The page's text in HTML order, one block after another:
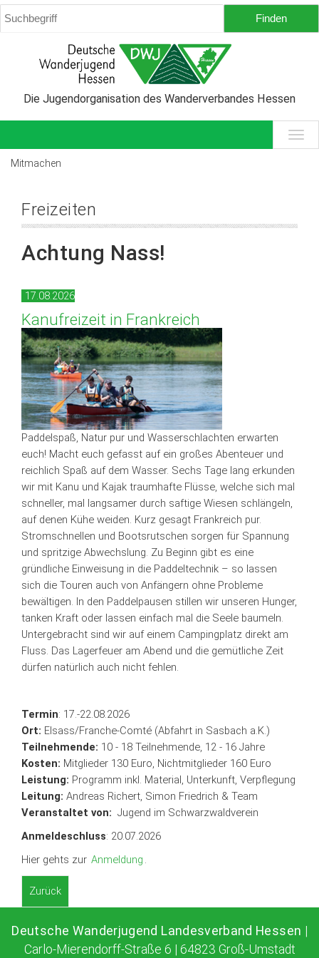
Die Jugendorganisation des Wanderverbandes Hessen
Mitmachen
Freizeiten
Achtung Nass!
17.08.2026
Kanufreizeit in Frankreich
Paddelspaß, Natur pur und Wasserschlachten erwarten
euch! Macht euch gefasst auf ein großes Abenteuer und
reichlich Spaß auf dem Wasser. Sechs Tage lang erkunden
wir mit Kanu und Kajak traumhafte Flüsse, welche sich mal
schneller, mal langsamer durch saftige Wiesen schlängeln,
auf denen Kühe weiden. Kurz gesagt Frankreich pur.
Stromschnellen und Bootsrutschen sorgen für Spannung
und spritzige Abwechslung. Zu Beginn gibt es eine
gründliche Einweisung in die Paddeltechnik – so lassen
sich die Touren auch von Anfängern ohne Probleme
bewältigen. In den Paddelpausen stillen wir unseren Hunger,
tanken Kraft oder lassen einfach mal die Seele baumeln.
Untergebracht sind wir auf einem Campingplatz direkt am
Fluss. Das Lagerfeuer am Abend und die gemütliche Zeit
dürfen natürlich auch nicht fehlen.
Termin: 17.-22.08.2026
Ort: Elsass/Franche-Comté (Abfahrt in Sasbach a.K.)
Teilnehmende: 10 - 18 Teilnehmende, 12 - 16 Jahre
Kosten: Mitglieder 130 Euro, Nichtmitglieder 160 Euro
Leistung: Programm inkl. Material, Unterkunft, Verpflegung
Leitung: Andreas Richert, Simon Friedrich & Team
Veranstaltet von: Jugend im Schwarzwaldverein
Anmeldeschluss: 20.07.2026
Hier gehts zur Anmeldung .
Zurück
Deutsche Wanderjugend Landesverband Hessen
Carlo-Mierendorff-Straße 6 | 64823 Groß-Umstadt